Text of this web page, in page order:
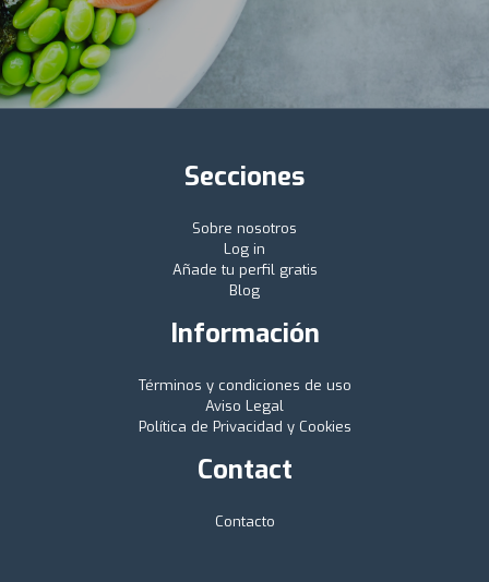
Secciones
Sobre nosotros
Log in
Añade tu perfil gratis
Blog
Información
Términos y condiciones de uso
Aviso Legal
Política de Privacidad y Cookies
Contact
Contacto